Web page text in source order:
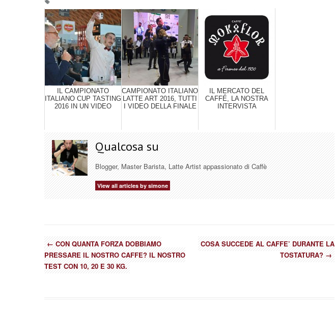
IL CAMPIONATO
ITALIANO CUP TASTING
2016 IN UN VIDEO
CAMPIONATO ITALIANO
LATTE ART 2016, TUTTI
I VIDEO DELLA FINALE
IL MERCATO DEL
CAFFÉ, LA NOSTRA
INTERVISTA
Qualcosa su
Blogger, Master Barista, Latte Artist appassionato di Caffè
View all articles by simone
←CON QUANTA FORZA DOBBIAMO
PRESSARE IL NOSTRO CAFFE? IL NOSTRO
TEST CON 10, 20 E 30 KG.
COSA SUCCEDE AL CAFFE’ DURANTE LA
TOSTATURA?→